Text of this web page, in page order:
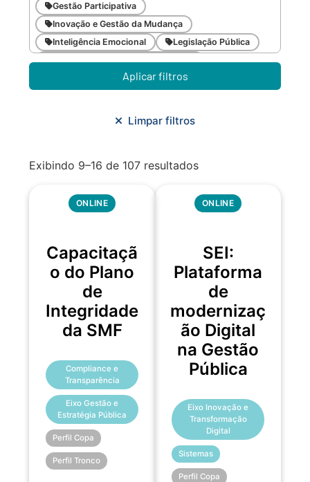
Gestão Participativa
Inovação e Gestão da Mudança
Inteligência Emocional
Legislação Pública
Meio Ambiente e Sustentabilidade
Metodologias Ágeis
Orçamento e Finanças
Planejamento Urbano/Mobilidade
Aplicar filtros
Limpar filtros
Exibindo 9–16 de 107 resultados
ONLINE
Capacitaçã
o do Plano
de
Integridade
da SMF
Compliance e
Transparência
Eixo Gestão e
Estratégia Pública
Perfil Copa
Perfil Tronco
ONLINE
SEI:
Plataforma
de
modernizaç
ão Digital
na Gestão
Pública
Eixo Inovação e
Transformação
Digital
Sistemas
Perfil Copa